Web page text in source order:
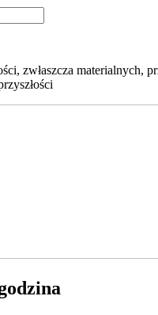
zwłaszcza materialnych,